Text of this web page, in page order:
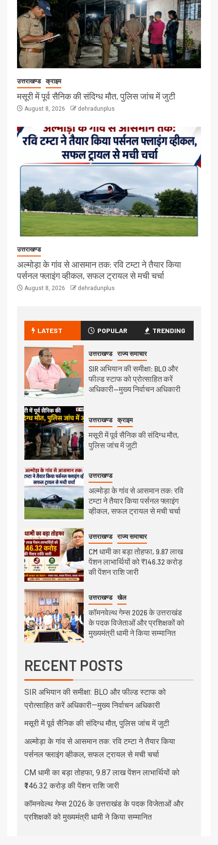
उत्तराखण्ड क्राइम
मसूरी में पूर्व सैनिक की संदिग्ध मौत, पुलिस जांच में जुटी
August 8, 2026 dehradunplus
उत्तराखण्ड
अल्मोड़ा के गांव से आसमान तक: रवि टम्टा ने तैयार किया
पर्सनल फ्लाइंग व्हीकल, सफल ट्रायल से मची चर्चा
August 8, 2026 dehradunplus
LATEST POPULAR TRENDING
उत्तराखण्ड राज्य समाचार
SIR अभियान की समीक्षा: BLO और
फील्ड स्टाफ को प्रोत्साहित करें
अधिकारी—मुख्य निर्वाचन अधिकारी
उत्तराखण्ड क्राइम
मसूरी में पूर्व सैनिक की संदिग्ध मौत,
पुलिस जांच में जुटी
उत्तराखण्ड
अल्मोड़ा के गांव से आसमान तक: रवि
टम्टा ने तैयार किया पर्सनल फ्लाइंग
व्हीकल, सफल ट्रायल से मची चर्चा
उत्तराखण्ड राज्य समाचार
CM धामी का बड़ा तोहफा, 9.87 लाख
पेंशन लाभार्थियों को ₹146.32 करोड़
की पेंशन राशि जारी
उत्तराखण्ड खेल
कॉमनवेल्थ गेम्स 2026 के उत्तराखंड
के पदक विजेताओं और प्रशिक्षकों को
मुख्यमंत्री धामी ने किया सम्मानित
RECENT POSTS
SIR अभियान की समीक्षा: BLO और फील्ड स्टाफ को
प्रोत्साहित करें अधिकारी—मुख्य निर्वाचन अधिकारी
मसूरी में पूर्व सैनिक की संदिग्ध मौत, पुलिस जांच में जुटी
अल्मोड़ा के गांव से आसमान तक: रवि टम्टा ने तैयार किया
पर्सनल फ्लाइंग व्हीकल, सफल ट्रायल से मची चर्चा
CM धामी का बड़ा तोहफा, 9.87 लाख पेंशन लाभार्थियों को
₹146.32 करोड़ की पेंशन राशि जारी
कॉमनवेल्थ गेम्स 2026 के उत्तराखंड के पदक विजेताओं और
प्रशिक्षकों को मुख्यमंत्री धामी ने किया सम्मानित